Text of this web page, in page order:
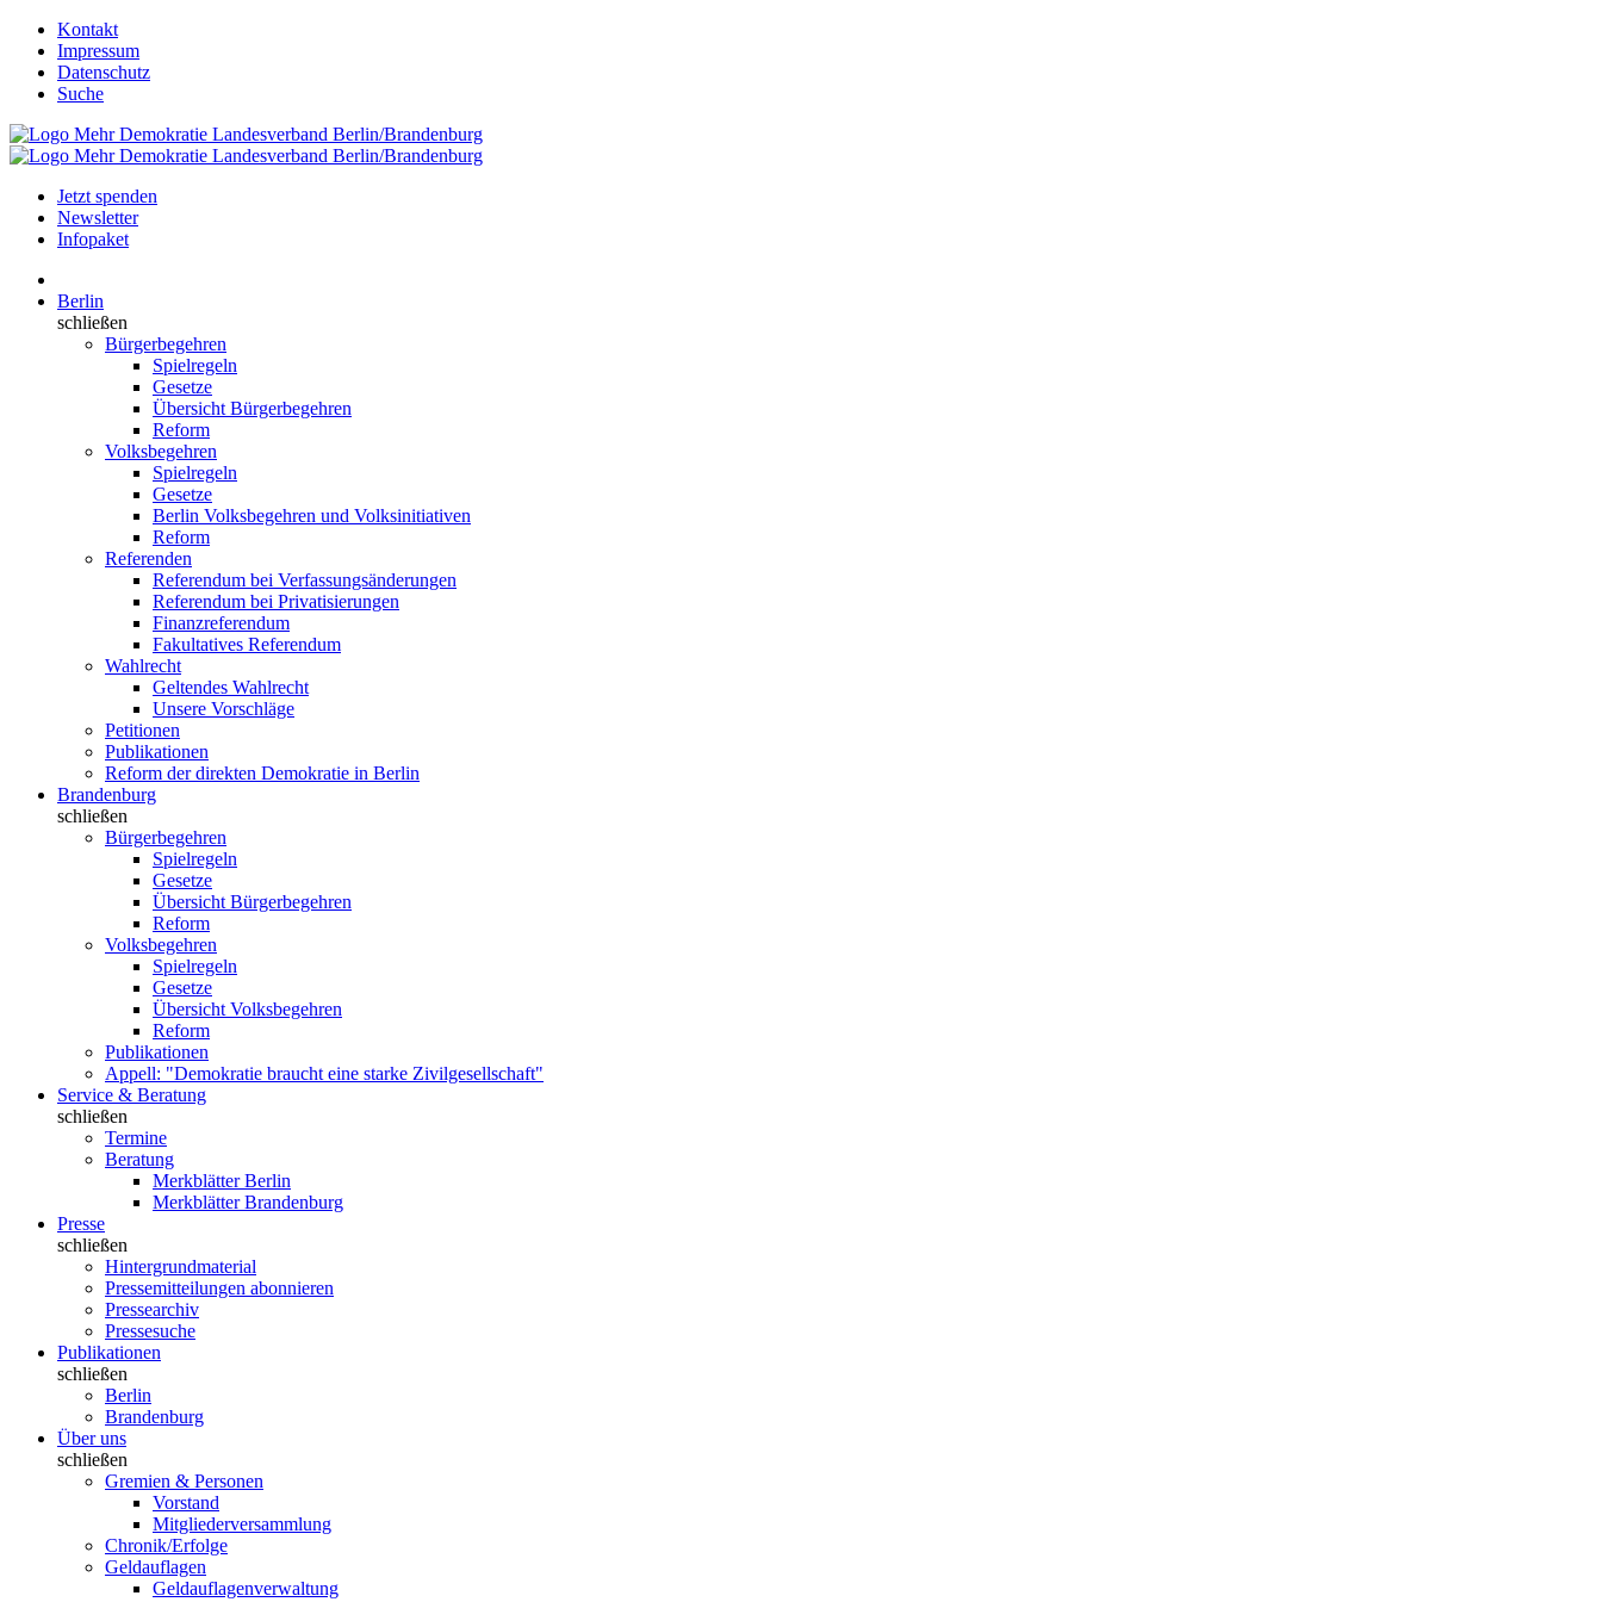
Kontakt
Impressum
Datenschutz
Suche
Jetzt spenden
Newsletter
Infopaket
Berlin
schließen
Bürgerbegehren
Spielregeln
Gesetze
Übersicht Bürgerbegehren
Reform
Volksbegehren
Spielregeln
Gesetze
Berlin Volksbegehren und Volksinitiativen
Reform
Referenden
Referendum bei Verfassungsänderungen
Referendum bei Privatisierungen
Finanzreferendum
Fakultatives Referendum
Wahlrecht
Geltendes Wahlrecht
Unsere Vorschläge
Petitionen
Publikationen
Reform der direkten Demokratie in Berlin
Brandenburg
schließen
Bürgerbegehren
Spielregeln
Gesetze
Übersicht Bürgerbegehren
Reform
Volksbegehren
Spielregeln
Gesetze
Übersicht Volksbegehren
Reform
Publikationen
Appell: "Demokratie braucht eine starke Zivilgesellschaft"
Service & Beratung
schließen
Termine
Beratung
Merkblätter Berlin
Merkblätter Brandenburg
Presse
schließen
Hintergrundmaterial
Pressemitteilungen abonnieren
Pressearchiv
Pressesuche
Publikationen
schließen
Berlin
Brandenburg
Über uns
schließen
Gremien & Personen
Vorstand
Mitgliederversammlung
Chronik/Erfolge
Geldauflagen
Geldauflagenverwaltung